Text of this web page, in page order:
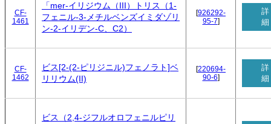
CF-
1461
「mer-イリジウム（III）トリス（1-
フェニル-3-メチルベンズイミダゾリ
ン-2-イリデン-C、C2）
[926292-
95-7]
詳
細
CF-
1462
ビス[2-(2-ピリジニル)フェノラト]ベ
リリウム(II)
[220694-
90-6]
詳
細
ビス（2,4-ジフルオロフェニルピリ